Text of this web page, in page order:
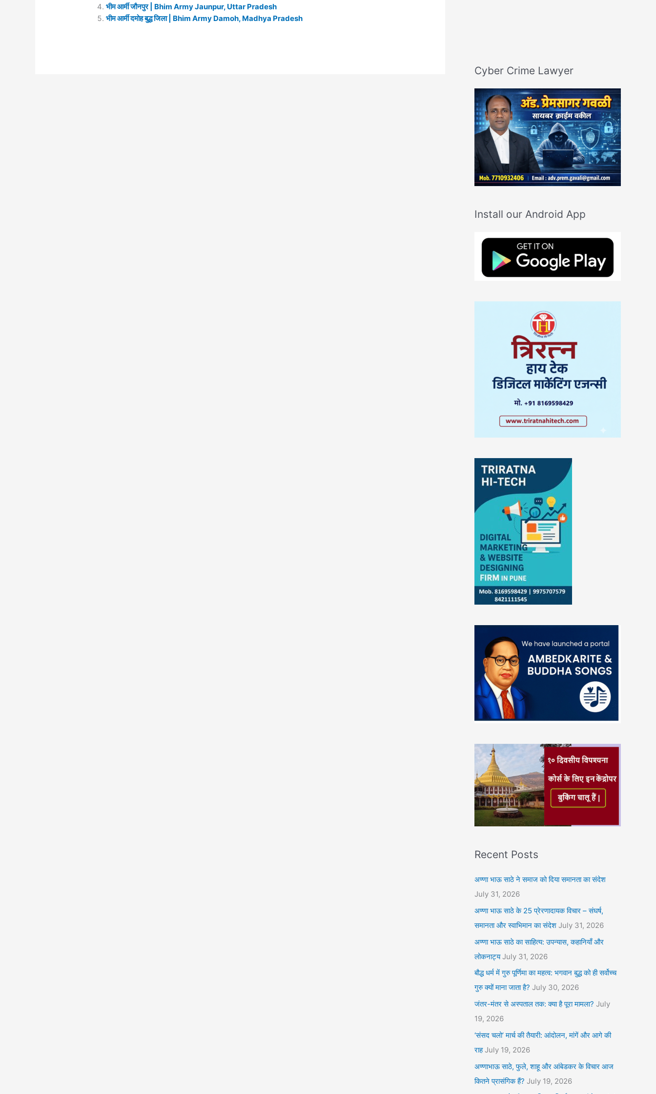
भीम आर्मी जौनपुर | Bhim Army Jaunpur, Uttar Pradesh
भीम आर्मी दमोह बुद्ध जिला | Bhim Army Damoh, Madhya Pradesh
Cyber Crime Lawyer
Install our Android App
Recent Posts
अण्णा भाऊ साठे ने समाज को दिया समानता का संदेश
July 31, 2026
अण्णा भाऊ साठे के 25 प्रेरणादायक विचार – संघर्ष,
समानता और स्वाभिमान का संदेश July 31, 2026
अण्णा भाऊ साठे का साहित्य: उपन्यास, कहानियाँ और
लोकनाट्य July 31, 2026
बौद्ध धर्म में गुरु पूर्णिमा का महत्व: भगवान बुद्ध को ही सर्वोच्च
गुरु क्यों माना जाता है? July 30, 2026
जंतर-मंतर से अस्पताल तक: क्या है पूरा मामला? July
19, 2026
‘संसद चलो’ मार्च की तैयारी: आंदोलन, मांगें और आगे की
राह July 19, 2026
अण्णाभाऊ साठे, फुले, शाहू और आंबेडकर के विचार आज
कितने प्रासंगिक हैं? July 19, 2026